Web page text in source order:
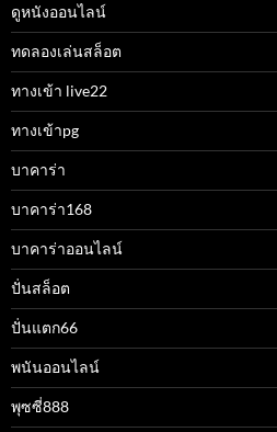
ดูหนังออนไลน์
ทดลองเล่นสล็อต
ทางเข้า live22
ทางเข้าpg
บาคาร่า
บาคาร่า168
บาคาร่าออนไลน์
ปั่นสล็อต
ปั่นแตก66
พนันออนไลน์
พุซซี่888